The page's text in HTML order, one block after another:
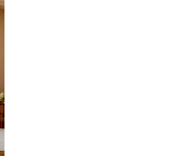
თუ თითის გასმის ჟესტები.